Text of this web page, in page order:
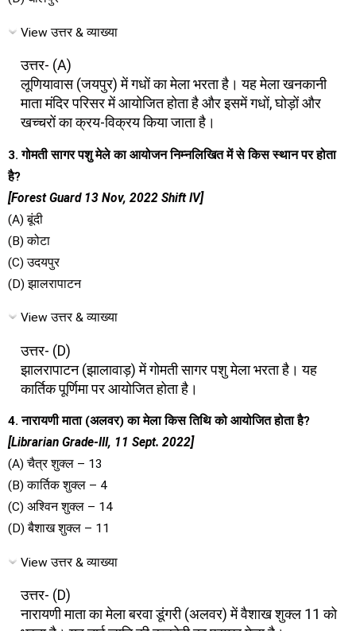
View उत्तर & व्याख्या
उत्तर- (A)
लूणियावास (जयपुर) में गधों का मेला भरता है। यह मेला खनकानी
माता मंदिर परिसर में आयोजित होता है और इसमें गधों, घोड़ों और
खच्चरों का क्रय-विक्रय किया जाता है।
3. गोमती सागर पशु मेले का आयोजन निम्नलिखित में से किस स्थान पर होता
है?
[Forest Guard 13 Nov, 2022 Shift IV]
(A) बूंदी
(B) कोटा
(C) उदयपुर
(D) झालरापाटन
View उत्तर & व्याख्या
उत्तर- (D)
झालरापाटन (झालावाड़) में गोमती सागर पशु मेला भरता है। यह
कार्तिक पूर्णिमा पर आयोजित होता है।
4. नारायणी माता (अलवर) का मेला किस तिथि को आयोजित होता है?
[Librarian Grade-III, 11 Sept. 2022]
(A) चैत्र शुक्ल – 13
(B) कार्तिक शुक्ल – 4
(C) अश्विन शुक्ल – 14
(D) बैशाख शुक्ल – 11
View उत्तर & व्याख्या
उत्तर- (D)
नारायणी माता का मेला बरवा डूंगरी (अलवर) में वैशाख शुक्ल 11 को